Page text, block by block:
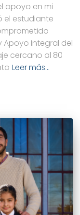
apoyo en mi
el estudiante
Integral del
cercano al 80
Leer más…